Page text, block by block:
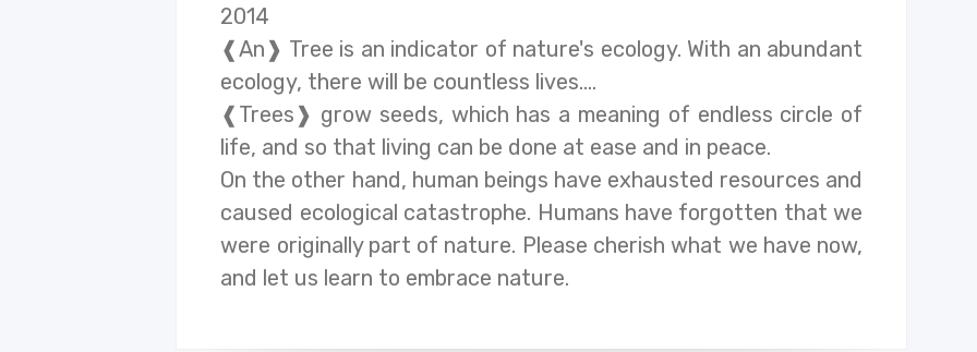
2014
❰An❱ Tree is an indicator of nature's ecology. With an abundant
ecology, there will be countless lives....
❰Trees❱ grow seeds, which has a meaning of endless circle of
life, and so that living can be done at ease and in peace.
On the other hand, human beings have exhausted resources and
caused ecological catastrophe. Humans have forgotten that we
were originally part of nature. Please cherish what we have now,
and let us learn to embrace nature.